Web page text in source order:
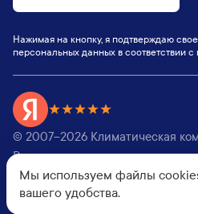
Нажимая на кнопку, я подтверждаю
персональных данных в соответствии
© 2007–2026 Климатическая
Все права защищены,
Оферта|Пользовательское
Мы используем файлы
вашего удобства.